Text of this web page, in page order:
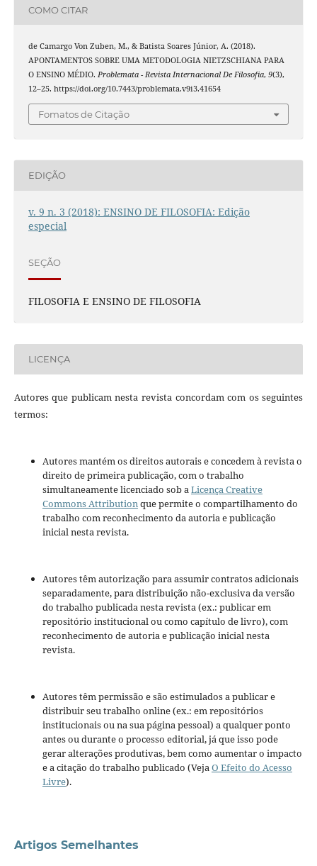
COMO CITAR
de Camargo Von Zuben, M., & Batista Soares Júnior, A. (2018).
APONTAMENTOS SOBRE UMA METODOLOGIA NIETZSCHIANA PARA
O ENSINO MÉDIO. Problemata - Revista Internacional De Filosofia, 9(3),
12–25. https://doi.org/10.7443/problemata.v9i3.41654
Fomatos de Citação
EDIÇÃO
v. 9 n. 3 (2018): ENSINO DE FILOSOFIA: Edição
especial
SEÇÃO
FILOSOFIA E ENSINO DE FILOSOFIA
LICENÇA
Autores que publicam nesta revista concordam com os seguintes
termos:
Autores mantém os direitos autorais e concedem à revista o
direito de primeira publicação, com o trabalho
simultaneamente licenciado sob aLicença Creative
Commons Attributionque permite o compartilhamento do
trabalho com reconhecimento da autoria e publicação
inicial nesta revista.
Autores têm autorização para assumir contratos adicionais
separadamente, para distribuição não-exclusiva da versão
do trabalho publicada nesta revista (ex.: publicar em
repositório institucional ou como capítulo de livro), com
reconhecimento de autoria e publicação inicial nesta
revista.
Autores têm permissão e são estimulados a publicar e
distribuir seu trabalho online (ex.: em repositórios
institucionais ou na sua página pessoal) a qualquer ponto
antes ou durante o processo editorial, já que isso pode
gerar alterações produtivas, bem como aumentar o impacto
e a citação do trabalho publicado (VejaO Efeito do Acesso
Livre).
Artigos Semelhantes